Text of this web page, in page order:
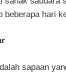
beberapa hari
sapaan